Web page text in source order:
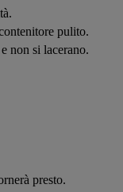
pulito.
non si lacerano.
presto.